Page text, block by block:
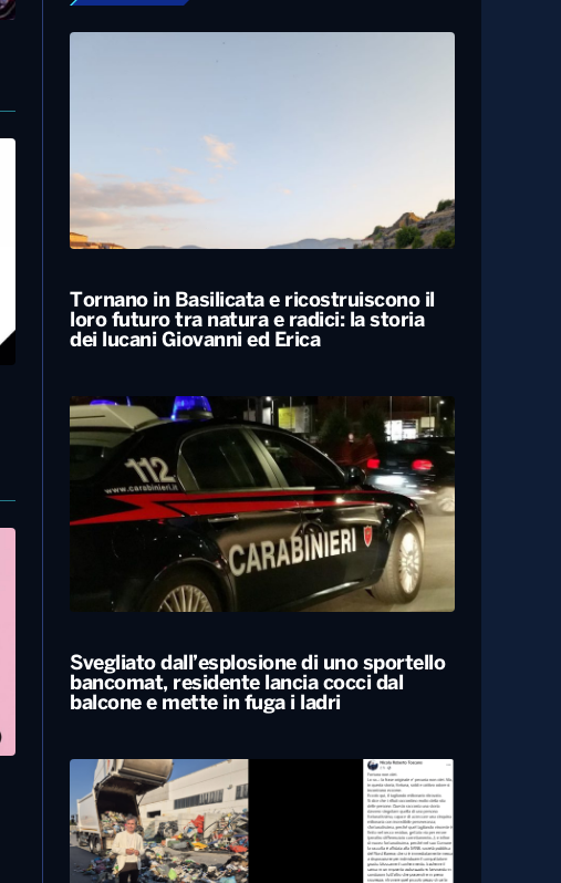
Tornano in Basilicata e ricostruiscono il
loro futuro tra natura e radici: la storia
dei lucani Giovanni ed Erica
Svegliato dall’esplosione di uno sportello
bancomat, residente lancia cocci dal
balcone e mette in fuga i ladri